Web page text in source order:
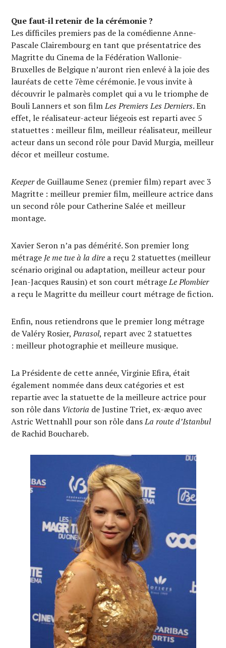
Que faut-il retenir de la cérémonie ?
Les difficiles premiers pas de la comédienne Anne-
Pascale Clairembourg en tant que présentatrice des
Magritte du Cinema de la Fédération Wallonie-
Bruxelles de Belgique n’auront rien enlevé à la joie des
lauréats de cette 7ème cérémonie. Je vous invite à
découvrir le palmarès complet qui a vu le triomphe de
Bouli Lanners et son filmLes Premiers Les Derniers. En
effet, le réalisateur-acteur liégeois est reparti avec 5
statuettes : meilleur film, meilleur réalisateur, meilleur
acteur dans un second rôle pour David Murgia, meilleur
décor et meilleur costume.
Keeperde Guillaume Senez (premier film) repart avec 3
Magritte : meilleur premier film, meilleure actrice dans
un second rôle pour Catherine Salée et meilleur
montage.
Xavier Seron n’a pas démérité. Son premier long
métrage Je me tue à la dire a reçu 2 statuettes (meilleur
scénario original ou adaptation, meilleur acteur pour
Jean-Jacques Rausin) et son court métrageLe Plombier
a reçu le Magritte du meilleur court métrage de fiction.
Enfin, nous retiendrons que le premier long métrage
de Valéry Rosier,Parasol, repart avec 2 statuettes
: meilleur photographie et meilleure musique.
La Présidente de cette année, Virginie Efira, était
également nommée dans deux catégories et est
repartie avec la statuette de la meilleure actrice pour
son rôle dans Victoria de Justine Triet, ex-æquo avec
Astric Wettnahll pour son rôle dansLa route d’Istanbul
de Rachid Bouchareb.